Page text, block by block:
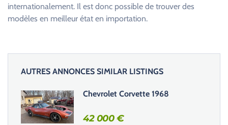
internationalement. Il est donc possible de trouver des
modèles en meilleur état en importation.
AUTRES ANNONCES SIMILAR LISTINGS
Chevrolet Corvette 1968
42 000€